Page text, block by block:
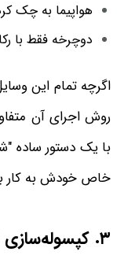
هواپیما به چک
دوچرخه فقط با
اگرچه تمام این
روش اجرای آن
با یک دستور ساده
خاص خودش به کار
۳. کپسوله‌سازی